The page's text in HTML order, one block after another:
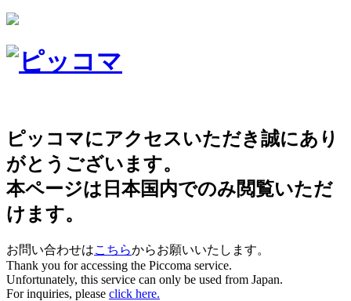
ピッコマにアクセスいただき誠にあり
がとうございます。
本ページは日本国内でのみ閲覧いただ
けます。
お問い合わせはこちらからお願いいたします。
Thank you for accessing the Piccoma service.
Unfortunately, this service can only be used from Japan.
For inquiries, please click here.